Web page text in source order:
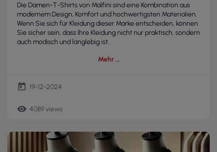
Die Damen-T-Shirts von Malfini sind eine Kombination aus
modernem Design, Komfort und hochwertigsten Materialien.
Wenn Sie sich für Kleidung dieser Marke entscheiden, können
Sie sicher sein, dass Ihre Kleidung nicht nur praktisch, sondern
auch modisch und langlebig ist.
Mehr
today 19-12-2024
remove_red_eye 4089 views